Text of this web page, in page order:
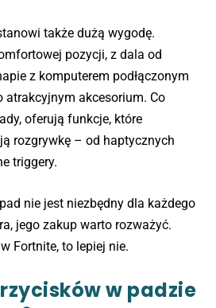
także dużą wygodę.
pozycji, z dala od
z komputerem podłączonym
atrakcyjnym akcesorium. Co
oferują funkcje, które
rozgrywkę – od haptycznych
triggery.
nie jest niezbędny dla każdego
jego zakup warto rozważyć.
Fortnite, to lepiej nie.
w padzie